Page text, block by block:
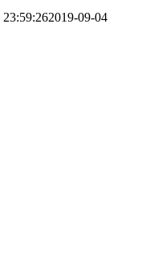
23:59:262019-09-04